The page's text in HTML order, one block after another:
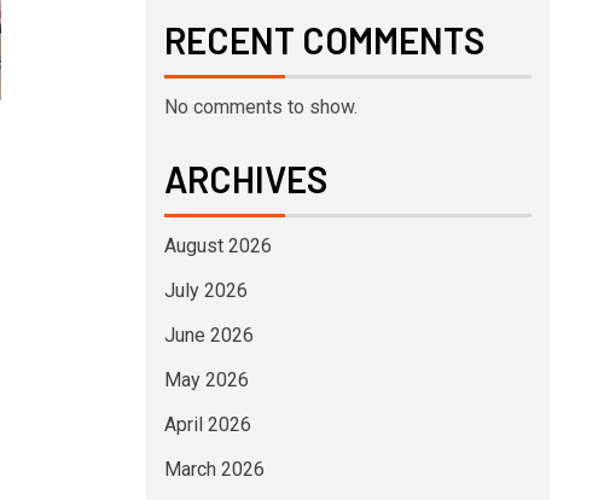
RECENT COMMENTS
No comments to show.
ARCHIVES
August 2026
July 2026
June 2026
May 2026
April 2026
March 2026